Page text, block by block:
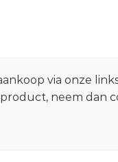
via onze
neem dan